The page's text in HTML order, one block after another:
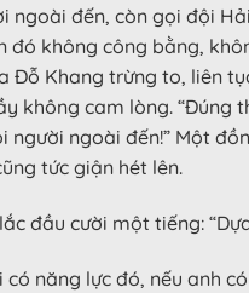
ngoài đến, còn gọi đội
đó không công bằng,
Đỗ Khang trừng to, liên
không cam lòng. “Đúng
người ngoài đến!” Một
tức giận hét lên.
đầu cười một tiếng:
có năng lực đó, nếu anh